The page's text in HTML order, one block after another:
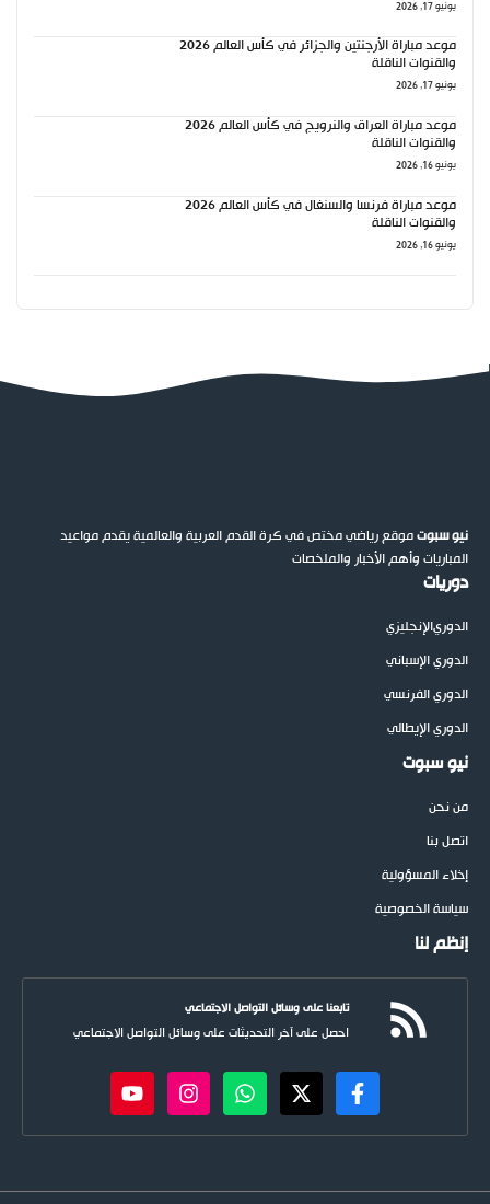
يونيو 17, 2026
موعد مباراة الأرجنتين والجزائر في كأس العالم 2026
والقنوات الناقلة
يونيو 17, 2026
موعد مباراة العراق والنرويج في كأس العالم 2026
والقنوات الناقلة
يونيو 16, 2026
موعد مباراة فرنسا والسنغال في كأس العالم 2026
والقنوات الناقلة
يونيو 16, 2026
نيو سبوتموقع رياضي مختص في كرة القدم العربية والعالمية يقدم مواعيد
المباريات وأهم الأخبار والملخصات
دوريات
الدوريالإنجليزي
الدوري الإسباني
الدوري الفرنسي
الدوري الإيطالي
نيو سبوت
من نحن
اتصل بنا
إخلاء المسؤولية
سياسة الخصوصية
إنظم لنا
تابعنا على وسائل التواصل الاجتماعي
احصل على آخر التحديثات على وسائل التواصل الاجتماعي